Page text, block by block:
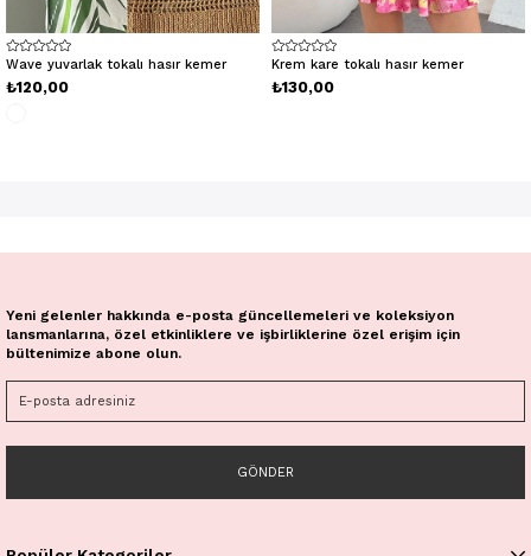
Wave yuvarlak tokalı hasır kemer
₺120,00
Krem kare tokalı hasır kemer
₺130,00
Yeni gelenler hakkında e-posta güncellemeleri ve koleksiyon
lansmanlarına, özel etkinliklere ve işbirliklerine özel erişim için
bültenimize abone olun.
GÖNDER